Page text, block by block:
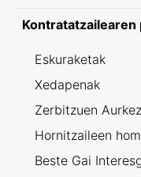
Kontratatzailearen
Eskuraketak
Xedapenak
Zerbitzuen
Hornitzaileen
Beste Gai